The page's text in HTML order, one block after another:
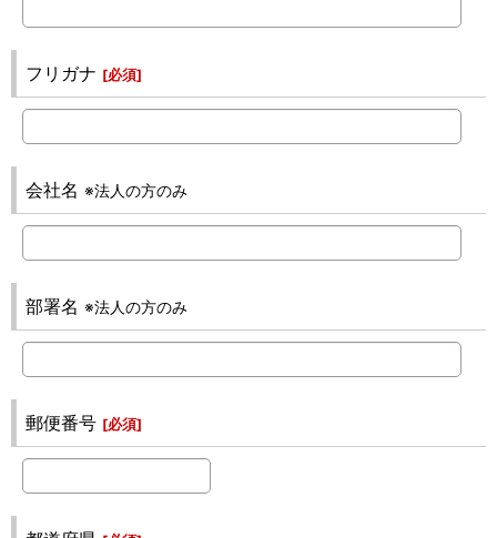
フリガナ [必須]
会社名 ※法人の方のみ
部署名 ※法人の方のみ
郵便番号 [必須]